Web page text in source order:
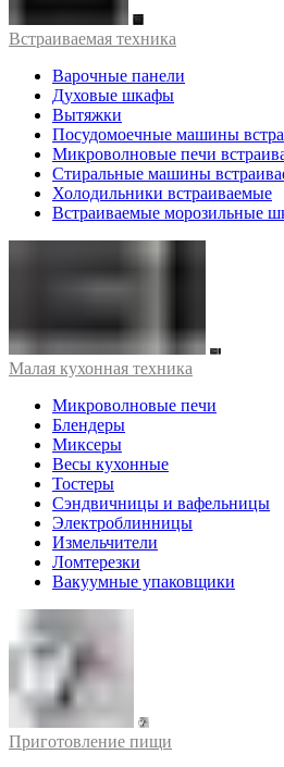
Встраиваемая техника
Варочные панели
Духовые шкафы
Вытяжки
Посудомоечные машины
Микроволновые печи
Стиральные машины
Холодильники встраиваемые
Встраиваемые морозильные
Малая кухонная техника
Микроволновые печи
Блендеры
Миксеры
Весы кухонные
Тостеры
Сэндвичницы и вафельницы
Электроблинницы
Измельчители
Ломтерезки
Вакуумные упаковщики
Приготовление пищи